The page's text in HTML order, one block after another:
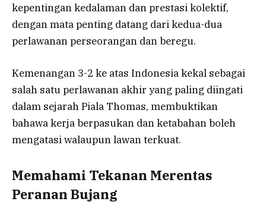
kepentingan kedalaman dan prestasi kolektif,
dengan mata penting datang dari kedua-dua
perlawanan perseorangan dan beregu.
Kemenangan 3-2 ke atas Indonesia kekal sebagai
salah satu perlawanan akhir yang paling diingati
dalam sejarah Piala Thomas, membuktikan
bahawa kerja berpasukan dan ketabahan boleh
mengatasi walaupun lawan terkuat.
Memahami Tekanan Merentas
Peranan Bujang